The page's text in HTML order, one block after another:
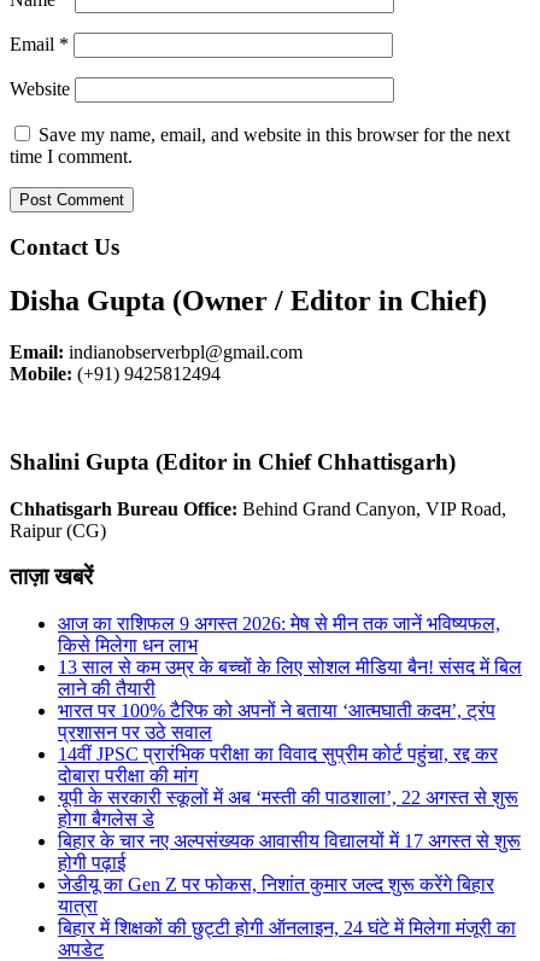
Email *
Website
Save my name, email, and website in this browser for the next
time I comment.
Contact Us
Disha Gupta (Owner / Editor in Chief)
Email: indianobserverbpl@gmail.com
Mobile: (+91) 9425812494
Shalini Gupta (Editor in Chief Chhattisgarh)
Chhatisgarh Bureau Office: Behind Grand Canyon, VIP Road,
Raipur (CG)
ताज़ा खबरें
आज का राशिफल 9 अगस्त 2026: मेष से मीन तक जानें भविष्यफल,
किसे मिलेगा धन लाभ
13 साल से कम उम्र के बच्चों के लिए सोशल मीडिया बैन! संसद में बिल
लाने की तैयारी
भारत पर 100% टैरिफ को अपनों ने बताया ‘आत्मघाती कदम’, ट्रंप
प्रशासन पर उठे सवाल
14वीं JPSC प्रारंभिक परीक्षा का विवाद सुप्रीम कोर्ट पहुंचा, रद्द कर
दोबारा परीक्षा की मांग
यूपी के सरकारी स्कूलों में अब ‘मस्ती की पाठशाला’, 22 अगस्त से शुरू
होगा बैगलेस डे
बिहार के चार नए अल्पसंख्यक आवासीय विद्यालयों में 17 अगस्त से शुरू
होगी पढ़ाई
जेडीयू का Gen Z पर फोकस, निशांत कुमार जल्द शुरू करेंगे बिहार
यात्रा
बिहार में शिक्षकों की छुट्टी होगी ऑनलाइन, 24 घंटे में मिलेगा मंजूरी का
अपडेट